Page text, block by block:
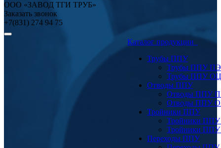
ООО «ЗАВОД ТГИ ТРУБ»
Заказать звонок
+7(831) 274 94 75
Каталог продукции
Трубы ППУ
Трубы ППУ ПЭ
Трубы ППУ ОЦ
Отводы ППУ
Отводы ППУ
Отводы ППУ
Тройники ППУ
Тройники
Тройники
Переходы ППУ